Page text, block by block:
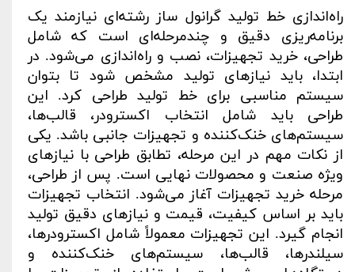
راه‌اندازی خط تولید گرانول ساز رشته‌ای نیازمند یک
برنامه‌ریزی دقیق و چندمرحله‌ای است که شامل
طراحی، خرید تجهیزات، نصب و راه‌اندازی می‌شود. در
ابتدا، باید نیازهای تولید مشخص شود تا بتوان
سیستم مناسبی برای خط تولید طراحی کرد. این
طراحی باید شامل انتخاب اکسترودر، قالب‌ها،
سیستم‌های خنک‌کننده و تجهیزات جانبی باشد. یکی
از نکات مهم در این مرحله، تطابق طراحی با نیازهای
ویژه صنعت و محصولات نهایی است. پس از طراحی،
مرحله خرید تجهیزات آغاز می‌شود. انتخاب تجهیزات
باید بر اساس کیفیت، قیمت و نیازهای دقیق تولید
انجام گیرد. این تجهیزات معمولاً شامل اکسترودرها،
سیلندرها، قالب‌ها، سیستم‌های خنک‌کننده و